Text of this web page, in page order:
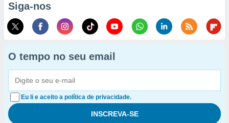
Siga-nos
O tempo no seu email
Eu li e aceito a política de privacidade.